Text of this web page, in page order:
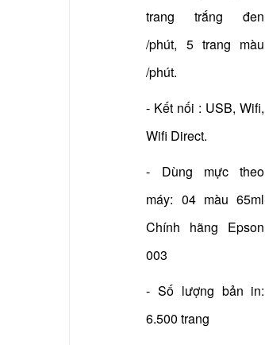
trang trắng đen
/phút, 5 trang màu
/phút.
- Kết nối : USB, Wifi,
Wifi Direct.
- Dùng mực theo
máy: 04 màu 65ml
Chính hãng Epson
003
- Số lượng bản in:
6.500 trang